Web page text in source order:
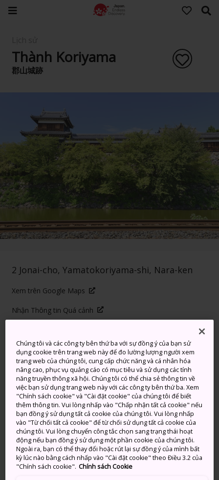
Thành Koriyama
郡山城跡
2 Jonai-cho, Yamatokoriyama-shi, Nara-ken
Xem trên Google Maps
Nhận Thông tin Quá cảnh
TỪ KHÓA BẢN ĐỒ
Lâu đài nam Thành phố Nara
với những bí mật ẩn giấu
Lâu đài Koriyama đã bị phá hủy trong thời Minh Trị
(1868-1912) sau khi chế độ Mạc phủ Edo giải thể,
nhưng phần chiến hào bên trong và những bức
tường đá vẫn còn trong tình trạng tốt.
Chúng tôi và các công ty bên thứ ba với sự đồng ý của bạn sử
dụng cookie trên trang web này để đo lường lượng người xem
trang web của chúng tôi, cung cấp chức năng và cá nhân hóa
nâng cao, phục vụ quảng cáo có mục tiêu và sử dụng các tính
năng truyền thông xã hội. Chúng tôi có thể chia sẻ thông tin về
việc bạn sử dụng trang web này với các công ty bên thứ ba. Xem
"Chính sách cookie" và "Cài đặt cookie" của chúng tôi để biết
thêm thông tin. Vui lòng nhấp vào "Chấp nhận tất cả cookie" nếu
bạn đồng ý sử dụng tất cả cookie của chúng tôi. Vui lòng nhấp
vào "Từ chối tất cả cookie" để từ chối sử dụng tất cả cookie của
chúng tôi. Vui lòng chuyển công tắc chọn sang trạng thái hoạt
động nếu bạn đồng ý sử dụng một phần cookie của chúng tôi.
Ngoài ra, bạn có thể thay đổi hoặc rút lại sự đồng ý của mình bất
kỳ lúc nào bằng cách nhấp vào "Cài đặt cookie" theo Điều 3.2 của
"Chính sách cookie". Chính sách Cookie